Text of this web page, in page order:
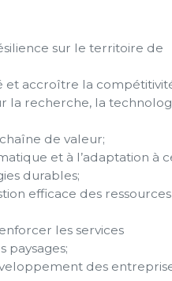
sur le territoire de
et accroître la
la recherche, la
de valeur;
et à l’adaptation à
durables;
efficace des ressources
les services
paysages;
des